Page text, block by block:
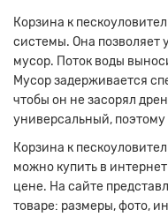
Корзина к
системы. Она позволяет
мусор. Поток воды
Мусор задерживается
чтобы он не засорял
универсальный,
Корзина к
можно купить в
цене. На сайте
товаре: размеры, фото,